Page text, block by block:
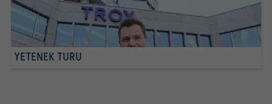
YETENEK TURU